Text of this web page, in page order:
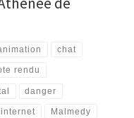
chat
rendu
danger
internet Malmedy